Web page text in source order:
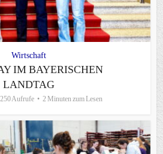
Wirtschaft
IM BAYERISCHEN
LANDTAG
250 Aufrufe 2 Minuten zum Lesen